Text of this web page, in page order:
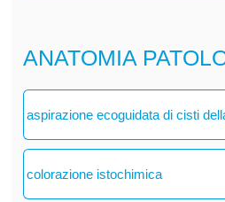
ANATOMIA
aspirazione ecoguidata di cisti
colorazione istochimica